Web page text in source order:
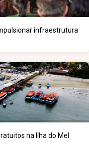
infraestrutura
na Ilha do Mel